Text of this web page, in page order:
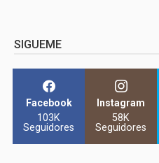
SIGUEME
Facebook
103K
Seguidores
Instagram
58K
Seguidores